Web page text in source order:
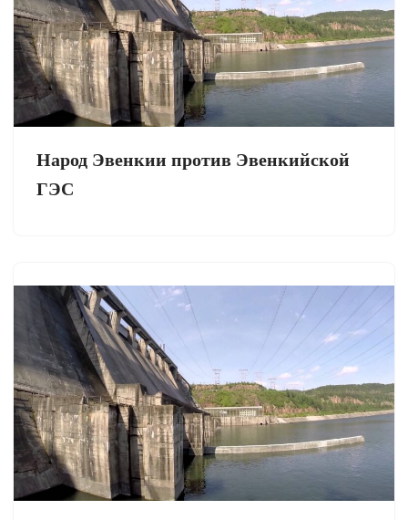
Народ Эвенкии против Эвенкийской
ГЭС